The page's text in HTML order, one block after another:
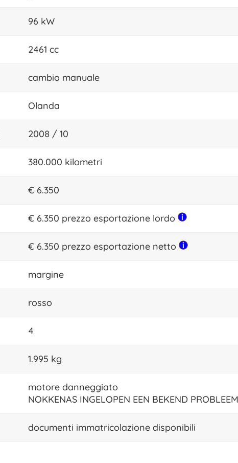
96 kW
2461 cc
cambio manuale
Olanda
2008 / 10
380.000 kilometri
€ 6.350
€ 6.350 prezzo esportazione lordo
€ 6.350 prezzo esportazione netto
margine
rosso
4
1.995 kg
motore danneggiato
NOKKENAS INGELOPEN EEN BEKEND
documenti immatricolazione disponibili